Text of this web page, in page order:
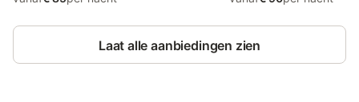
Laat alle aanbiedingen zien